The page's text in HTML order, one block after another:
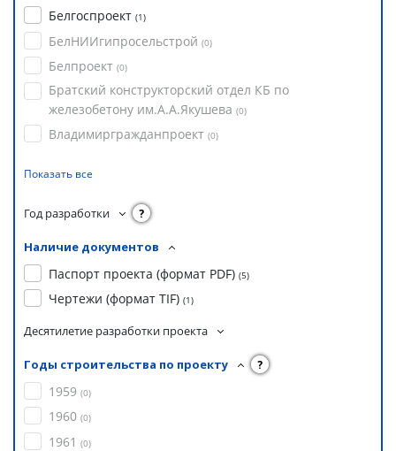
Белгоспроект (1)
БелНИИгипросельстрой (0)
Белпроект (0)
Братский конструкторский отдел КБ по
железобетону им.А.А.Якушева (0)
Владимиргражданпроект (0)
Показать все
Год разработки ?
Наличие документов
Паспорт проекта (формат PDF) (5)
Чертежи (формат TIF) (1)
Десятилетие разработки проекта
Годы строительства по проекту ?
1959 (0)
1960 (0)
1961 (0)